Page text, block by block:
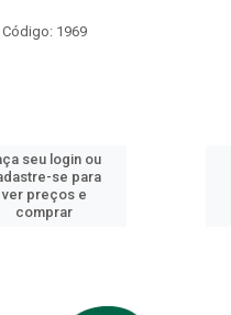
Código: 1969
seu login ou
se para
ver preços e
comprar